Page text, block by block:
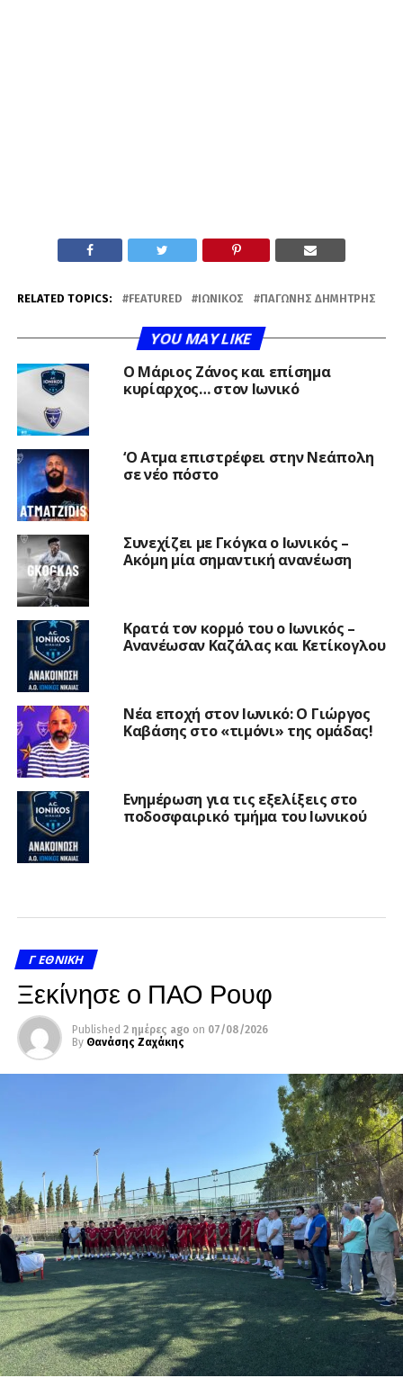
RELATED TOPICS: FEATURED ΙΩΝΙΚΌΣ ΠΑΓΏΝΗΣ ΔΗΜΉΤΡΗΣ
YOU MAY LIKE
Ο Μάριος Ζάνος και επίσημα
κυρίαρχος… στον Ιωνικό
‘Ο Ατμα επιστρέφει στην Νεάπολη
σε νέο πόστο
Συνεχίζει με Γκόγκα ο Ιωνικός –
Ακόμη μία σημαντική ανανέωση
Κρατά τον κορμό του ο Ιωνικός –
Ανανέωσαν Καζάλας και Κετίκογλου
Νέα εποχή στον Ιωνικό: Ο Γιώργος
Καβάσης στο «τιμόνι» της ομάδας!
Ενημέρωση για τις εξελίξεις στο
ποδοσφαιρικό τμήμα του Ιωνικού
Γ ΕΘΝΙΚΉ
Ξεκίνησε ο ΠΑΟ Ρουφ
Published 2 ημέρες ago on 07/08/2026
By Θανάσης Ζαχάκης